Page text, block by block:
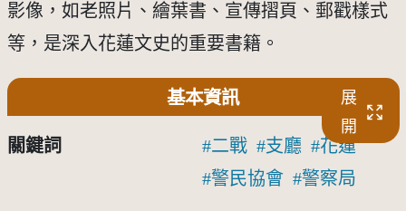
影像，如老照片、繪葉書、宣傳摺頁、郵戳樣式
等，是深入花蓮文史的重要書籍。
基本資訊
展
開
關鍵詞 二戰 支廳
花蓮
警民協會
警察局